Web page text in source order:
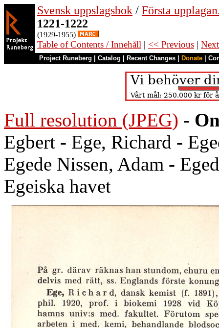
Svensk uppslagsbok / Första
1221-1222
(1929-1955)
Table of Contents / Innehåll | << Previous |
Project Runeberg Catalog Recent Changes Donate
Full resolution (JPEG) -
Egbert - Ege, Richard -
Egede Nissen, Adam -
Egeiska havet